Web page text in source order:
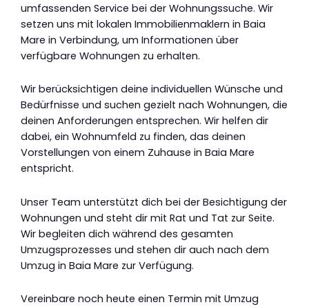
umfassenden Service bei der Wohnungssuche. Wir
setzen uns mit lokalen Immobilienmaklern in Baia
Mare in Verbindung, um Informationen über
verfügbare Wohnungen zu erhalten.
Wir berücksichtigen deine individuellen Wünsche und
Bedürfnisse und suchen gezielt nach Wohnungen, die
deinen Anforderungen entsprechen. Wir helfen dir
dabei, ein Wohnumfeld zu finden, das deinen
Vorstellungen von einem Zuhause in Baia Mare
entspricht.
Unser Team unterstützt dich bei der Besichtigung der
Wohnungen und steht dir mit Rat und Tat zur Seite.
Wir begleiten dich während des gesamten
Umzugsprozesses und stehen dir auch nach dem
Umzug in Baia Mare zur Verfügung.
Vereinbare noch heute einen Termin mit Umzug